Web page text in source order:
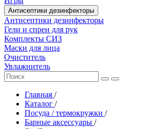
Антисептики дезинфекторы
Антисептики дезинфекторы
Гели и спреи для рук
Комплекты СИЗ
Маски для лица
Очиститель
Увлажнитель
Главная /
Каталог /
Посуда / термокружки /
Барные аксессуары /